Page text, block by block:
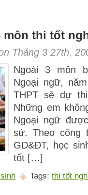
thi tốt
Tháng 3 27th,
Ngoài 3 môn
Ngoại ngữ,
THPT sẽ dự
Những em
Ngoại ngữ
sử. Theo công
GD&ĐT, học
tốt […]
Tags: thi tốt